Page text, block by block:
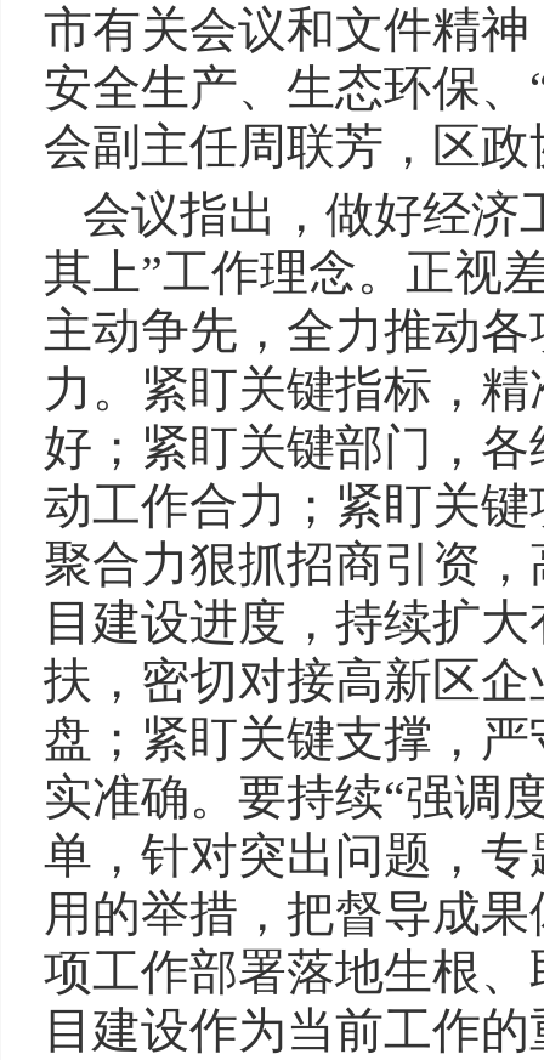
市有关会议和文件精
安全生产、生态环保
会副主任周联芳，区
会议指出，做好经济
其上”工作理念。正视
主动争先，全力推动
力。紧盯关键指标，
好；紧盯关键部门，
动工作合力；紧盯关
聚合力狠抓招商引资
目建设进度，持续扩
扶，密切对接高新区
盘；紧盯关键支撑，
实准确。要持续“强调
单，针对突出问题，
用的举措，把督导成
项工作部署落地生根
目建设作为当前工作